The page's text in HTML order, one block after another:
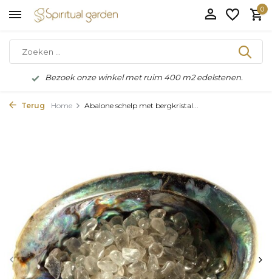
0
Bezoek onze winkel met ruim 400 m2 edelstenen.
Terug Home Abalone schelp met bergkristal...